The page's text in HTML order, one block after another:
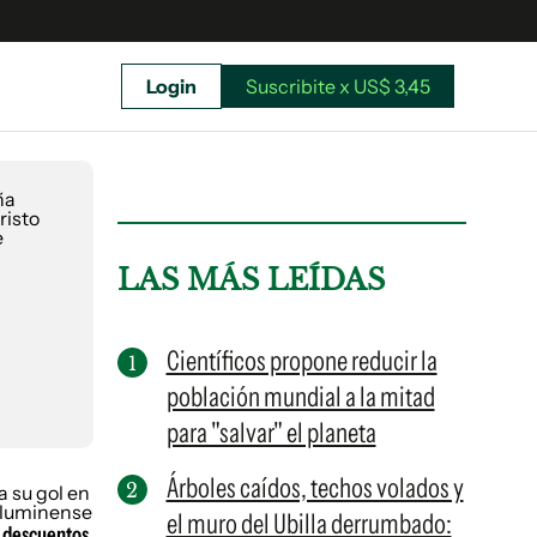
Suscribite x US$ 3,45
Login Suscribite x US$ 3,45
LAS MÁS LEÍDAS
Científicos propone reducir la
población mundial a la mitad
para "salvar" el planeta
Árboles caídos, techos volados y
el muro del Ubilla derrumbado: